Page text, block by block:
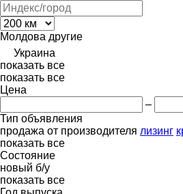
Молдова другие
Украина
показать все
показать все
Цена
–
Тип объявления
продажа от производителя лизинг
показать все
Состояние
новый б/у
показать все